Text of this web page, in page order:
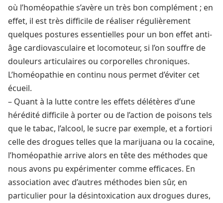
où l’homéopathie s’avère un très bon complément ; en
effet, il est très difficile de réaliser régulièrement
quelques postures essentielles pour un bon effet anti-
âge cardiovasculaire et locomoteur, si l’on souffre de
douleurs articulaires ou corporelles chroniques.
L’homéopathie en continu nous permet d’éviter cet
écueil.
– Quant à la lutte contre les effets délétères d’une
hérédité difficile à porter ou de l’action de poisons tels
que le tabac, l’alcool, le sucre par exemple, et a fortiori
celle des drogues telles que la marijuana ou la cocaïne,
l’homéopathie arrive alors en tête des méthodes que
nous avons pu expérimenter comme efficaces. En
association avec d’autres méthodes bien sûr, en
particulier pour la désintoxication aux drogues dures,